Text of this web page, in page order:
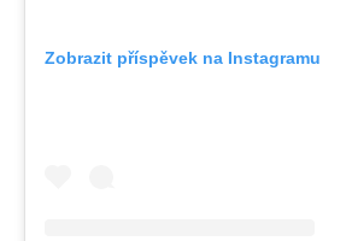
Zobrazit příspěvek na Instagramu